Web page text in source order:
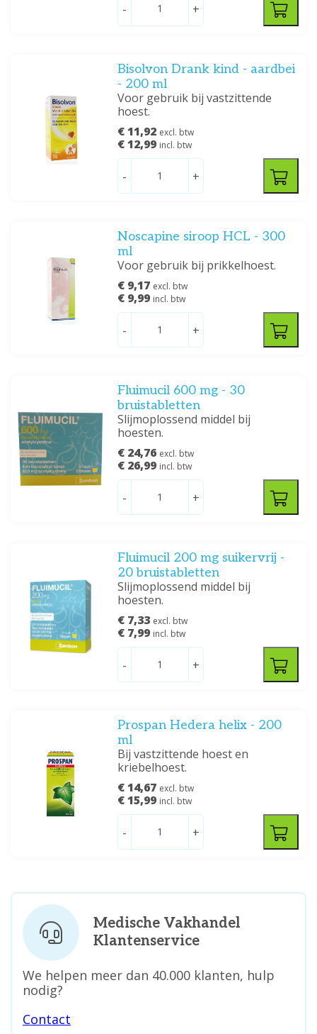
- +
Bisolvon Drank kind - aardbei
- 200 ml
Voor gebruik bij vastzittende
hoest.
€ 11,92 excl. btw
€ 12,99 incl. btw
- +
Noscapine siroop HCL - 300
ml
Voor gebruik bij prikkelhoest.
€ 9,17 excl. btw
€ 9,99 incl. btw
- +
Fluimucil 600 mg - 30
bruistabletten
Slijmoplossend middel bij
hoesten.
€ 24,76 excl. btw
€ 26,99 incl. btw
- +
Fluimucil 200 mg suikervrij -
20 bruistabletten
Slijmoplossend middel bij
hoesten.
€ 7,33 excl. btw
€ 7,99 incl. btw
- +
Prospan Hedera helix - 200
ml
Bij vastzittende hoest en
kriebelhoest.
€ 14,67 excl. btw
€ 15,99 incl. btw
- +
Medische Vakhandel
Klantenservice
We helpen meer dan 40.000 klanten, hulp
nodig?
Contact